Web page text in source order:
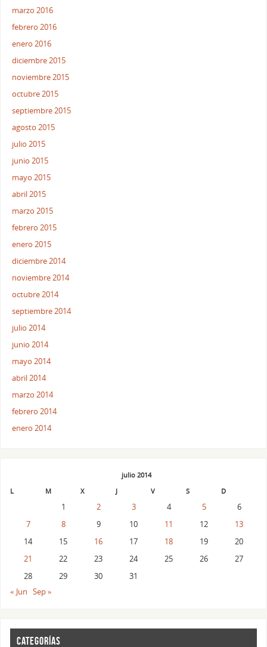
marzo 2016
febrero 2016
enero 2016
diciembre 2015
noviembre 2015
octubre 2015
septiembre 2015
agosto 2015
julio 2015
junio 2015
mayo 2015
abril 2015
marzo 2015
febrero 2015
enero 2015
diciembre 2014
noviembre 2014
octubre 2014
septiembre 2014
julio 2014
junio 2014
mayo 2014
abril 2014
marzo 2014
febrero 2014
enero 2014
julio 2014
L
M X J V S D
1 2 3 4 5
6
7
8 9 10 11 12
13
14
15 16 17 18 19
20
21
22 23 24 25 26
27
28
29 30
31
« Jun
Sep »
CATEGORÍAS